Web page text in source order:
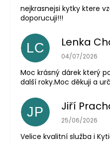
nejkrasnejsi kytky ktere
doporucuji!!!
LC Lenka
The store
04/07/2026
Moc krásný dárek který
další roky.Moc děkuji a
JP Jiří
The store
25/06/2026
Velice kvalitní služba i